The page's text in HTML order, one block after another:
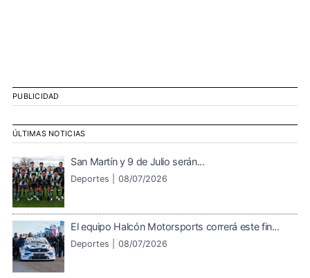
PUBLICIDAD
ÚLTIMAS NOTICIAS
San Martín y 9 de Julio serán...
Deportes | 08/07/2026
El equipo Halcón Motorsports correrá este fin...
Deportes | 08/07/2026